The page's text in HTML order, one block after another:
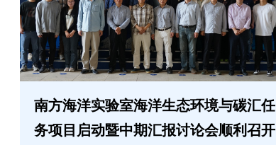
南方海洋实验室海洋生态环境与碳汇任
务项目启动暨中期汇报讨论会顺利召开